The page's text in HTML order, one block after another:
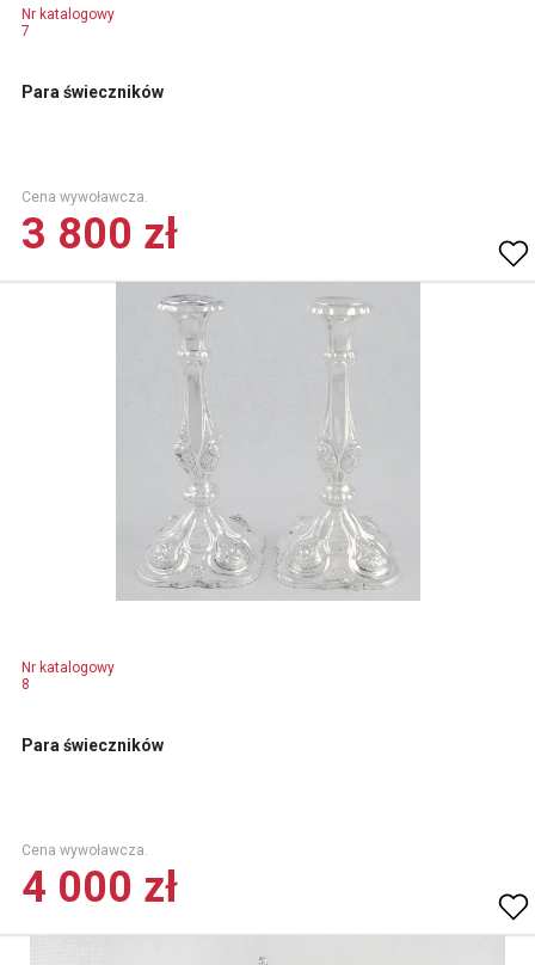
Nr katalogowy
7
Para świeczników
Cena wywoławcza.
3 800 zł
Nr katalogowy
8
Para świeczników
Cena wywoławcza.
4 000 zł